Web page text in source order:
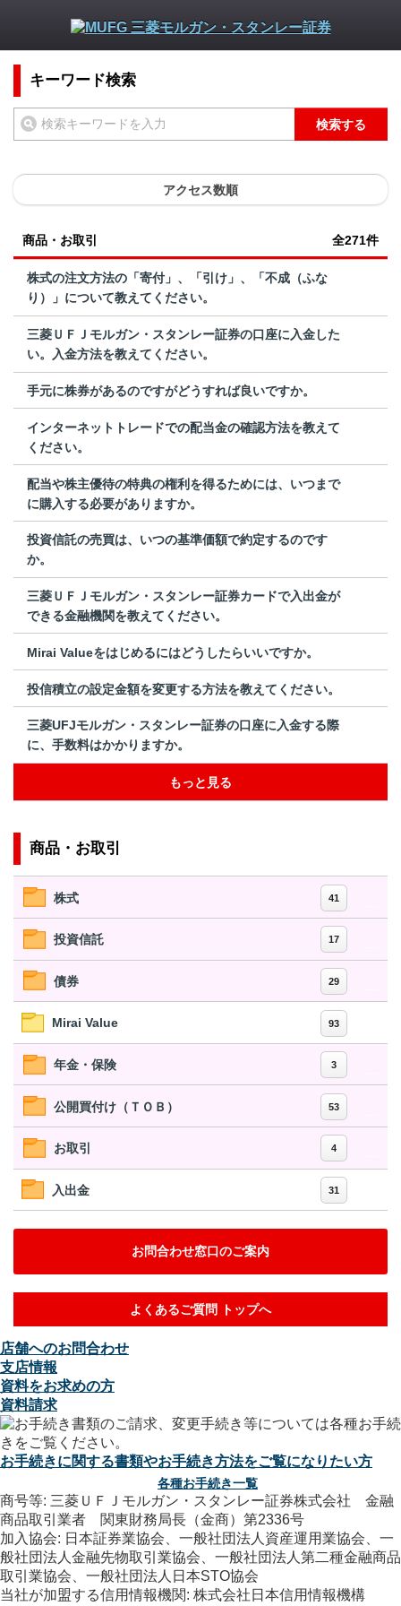
キーワード検索
検索する
アクセス数順
商品・お取引 全271件
株式の注文方法の「寄付」、「引け」、「不成（ふな
り）」について教えてください。
三菱ＵＦＪモルガン・スタンレー証券の口座に入金した
い。入金方法を教えてください。
手元に株券があるのですがどうすれば良いですか。
インターネットトレードでの配当金の確認方法を教えて
ください。
配当や株主優待の特典の権利を得るためには、いつまで
に購入する必要がありますか。
投資信託の売買は、いつの基準価額で約定するのです
か。
三菱ＵＦＪモルガン・スタンレー証券カードで入出金が
できる金融機関を教えてください。
Mirai Valueをはじめるにはどうしたらいいですか。
投信積立の設定金額を変更する方法を教えてください。
三菱UFJモルガン・スタンレー証券の口座に入金する際
に、手数料はかかりますか。
もっと見る
商品・お取引
株式 41
投資信託 17
債券 29
Mirai Value 93
年金・保険 3
公開買付け（ＴＯＢ） 53
お取引 4
入出金 31
お問合わせ窓口のご案内
よくあるご質問 トップへ
店舗へのお問合わせ
支店情報
資料をお求めの方
資料請求
お手続きに関する書類やお手続き方法をご覧になりたい方
各種お手続き一覧
商号等: 三菱ＵＦＪモルガン・スタンレー証券株式会社 金融
商品取引業者 関東財務局長（金商）第2336号
加入協会: 日本証券業協会、一般社団法人資産運用業協会、一
般社団法人金融先物取引業協会、一般社団法人第二種金融商品
取引業協会、一般社団法人日本STO協会
当社が加盟する信用情報機関: 株式会社日本信用情報機構